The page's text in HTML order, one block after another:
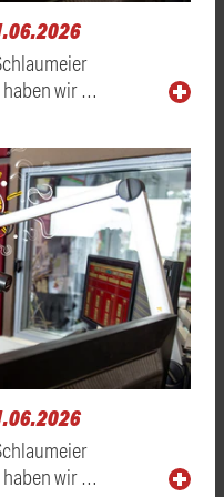
haben wir …
haben wir …